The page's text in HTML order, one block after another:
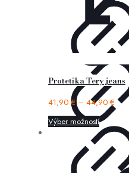
Protetika Tery jeans
41,90 €– 44,90 €
Výber možností